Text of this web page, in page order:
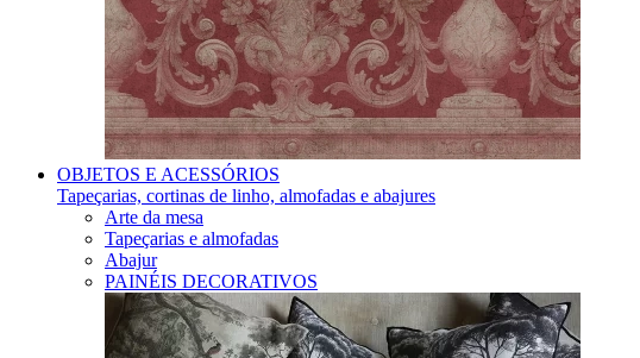
OBJETOS E ACESSÓRIOS
Tapeçarias, cortinas de linho, almofadas e abajures
Arte da mesa
Tapeçarias e almofadas
Abajur
PAINÉIS DECORATIVOS